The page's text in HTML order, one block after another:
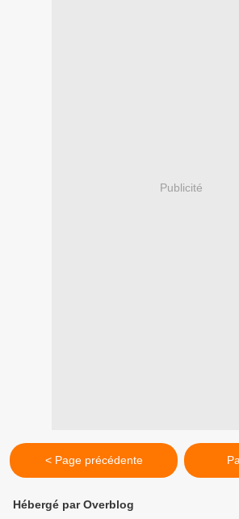
Publicité
< Page précédente
Hébergé par Overblog